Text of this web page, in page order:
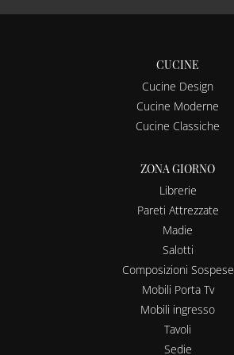
CUCINE
Cucine Design
Cucine Moderne
Cucine Classiche
ZONA GIORNO
Librerie
Pareti Attrezzate
Madie
Salotti
Composizioni Sospese
Mobili Porta Tv
Mobili ingresso
Tavoli
Sedie